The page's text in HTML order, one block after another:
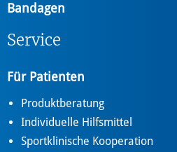
Bandagen
Service
Für Patienten
Produktberatung
Individuelle Hilfsmittel
Sportklinische Kooperation